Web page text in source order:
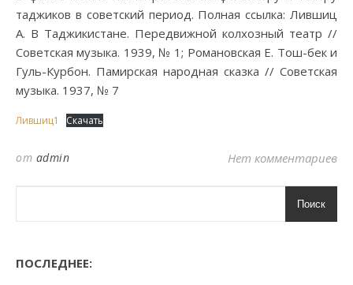
таджиков в советский период. Полная ссылка: Лившиц
А. В Таджикистане. Передвижной колхозный театр //
Советская музыка. 1939, № 1; Романовская Е. Тош-бек и
Гуль-Курбон. Памирская народная сказка // Советская
музыка. 1937, № 7
Лившиц1 Скачать
от admin Нет комментариев
Поиск
ПОСЛЕДНЕЕ: